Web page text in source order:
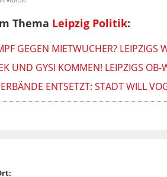
Thema Leipzig Politik:
GEGEN MIETWUCHER?
UND GYSI KOMMEN! LEIPZIGS
ENTSETZT: STADT WILL